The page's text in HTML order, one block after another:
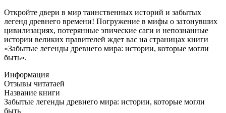
Откройте двери в мир таинственных историй и забытых
легенд древнего времени! Погружение в мифы о затонувших
цивилизациях, потерянные эпические саги и непознанные
истории великих правителей ждет вас на страницах книги
«Забытые легенды древнего мира: истории, которые могли
быть».
Информация
Отзывы читатаей
Название книги
Забытые легенды древнего мира: истории, которые могли
быть